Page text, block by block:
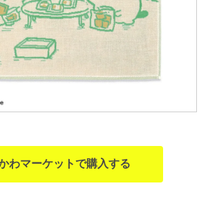
わマーケットで購入する